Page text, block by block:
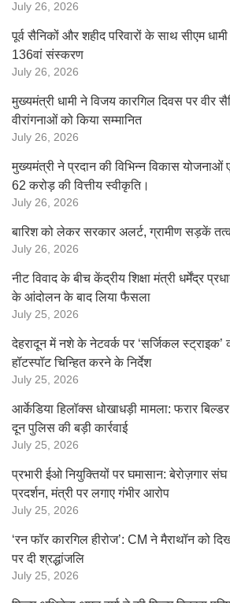
July 26, 2026
पूर्व सैनिकों और शहीद परिवारों के साथ सीएम
136वां संस्करण
July 26, 2026
मुख्यमंत्री धामी ने विजय कारगिल दिवस पर वीर
वीरांगनाओं को किया सम्मानित
July 26, 2026
मुख्यमंत्री ने प्रदान की विभिन्न विकास योजनाओं
62 करोड़ की वित्तीय स्वीकृति।
July 26, 2026
बारिश को लेकर सरकार अलर्ट, ग्रामीण सड़कें
July 26, 2026
नीट विवाद के बीच केंद्रीय शिक्षा मंत्री धर्मेंद्र
के आंदोलन के बाद लिया फैसला
July 25, 2026
देहरादून में नशे के नेटवर्क पर ‘सर्जिकल स्ट्राइक’
हॉटस्पॉट चिन्हित करने के निर्देश
July 25, 2026
आर्केडिया हिलॉक्स धोखाधड़ी मामला: फरार
दून पुलिस की बड़ी कार्रवाई
July 25, 2026
प्रभारी ईओ नियुक्तियों पर घमासान: बेरोज़गार
प्रदर्शन, मंत्री पर लगाए गंभीर आरोप
July 25, 2026
‘रन फॉर कारगिल हीरोज’: CM ने मैराथॉन को
पर दी श्रद्धांजलि
July 25, 2026